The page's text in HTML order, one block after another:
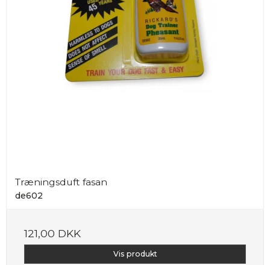
Træningsduft fasan
de602
121,00 DKK
Vis produkt